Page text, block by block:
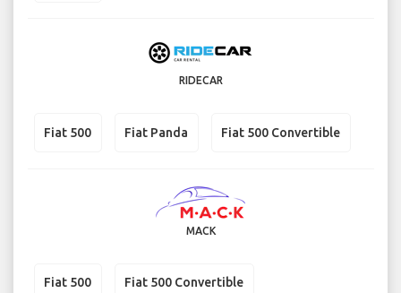
RIDECAR
Fiat 500 Fiat Panda Fiat 500 Convertible
MACK
Fiat 500 Fiat 500 Convertible